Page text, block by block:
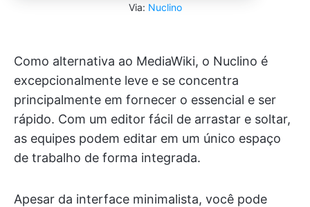
Via: Nuclino
Como alternativa ao MediaWiki, o Nuclino é
excepcionalmente leve e se concentra
principalmente em fornecer o essencial e ser
rápido. Com um editor fácil de arrastar e soltar,
as equipes podem editar em um único espaço
de trabalho de forma integrada.
Apesar da interface minimalista, você pode